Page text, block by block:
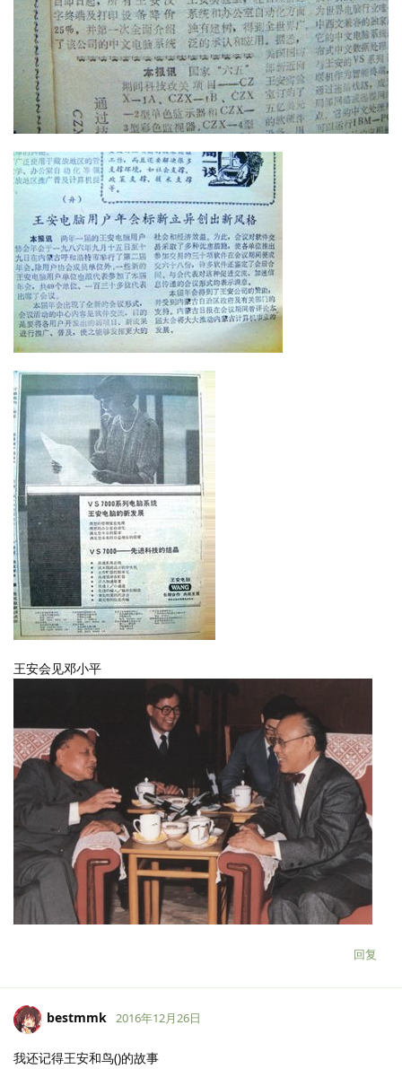
王安会见邓小平
回复
bestmmk 2016年12月26日
我还记得王安和鸟()的故事